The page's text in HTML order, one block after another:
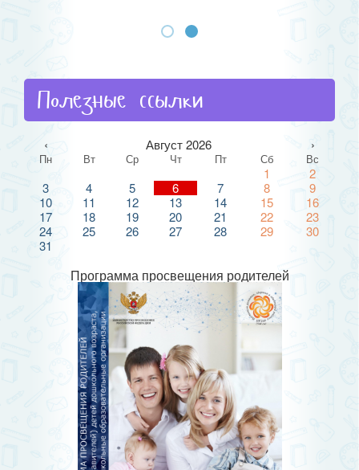
Полезные ссылки
‹ Август 2026 ›
Пн Вт Ср Чт Пт Сб Вс
1
2
3
4 5 6 7 8
9
10
11 12 13 14 15
16
17
18 19 20 21 22
23
24
25 26 27 28 29
30
31
Программа просвещения родителей